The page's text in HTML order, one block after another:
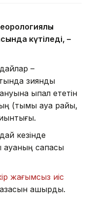
күтіледі, –
–
зиянды
ықпал ететін
(тымық ауа райы,
кезінде
ауаның сапасы
жағымсыз иіс
қашырды.